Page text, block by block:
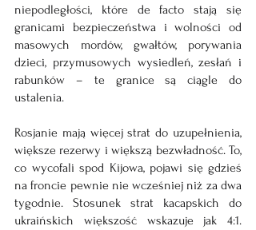
niepodległości, które de facto stają się
granicami bezpieczeństwa i wolności od
masowych mordów, gwałtów, porywania
dzieci, przymusowych wysiedleń, zesłań i
rabunków – te granice są ciągle do
ustalenia.
Rosjanie mają więcej strat do uzupełnienia,
większe rezerwy i większą bezwładność. To,
co wycofali spod Kijowa, pojawi się gdzieś
na froncie pewnie nie wcześniej niż za dwa
tygodnie. Stosunek strat kacapskich do
ukraińskich większość wskazuje jak 4:1.